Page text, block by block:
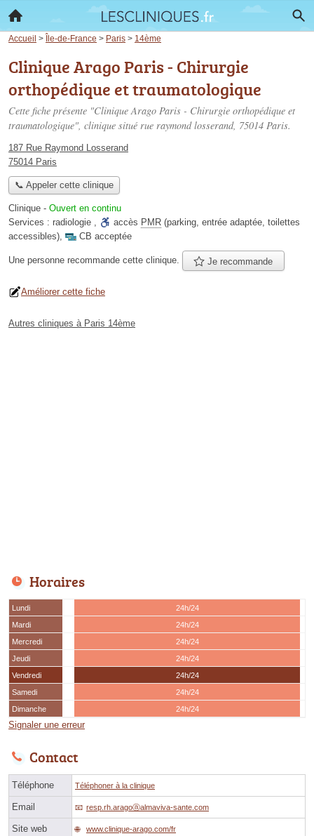
Accueil > Île-de-France > Paris > 14ème
Clinique Arago Paris - Chirurgie
orthopédique et traumatologique
Cette fiche présente "Clinique Arago Paris - Chirurgie orthopédique et
traumatologique", clinique situé rue raymond losserand, 75014 Paris.
187 Rue Raymond Losserand
75014 Paris
📞 Appeler cette clinique
Clinique - Ouvert en continu
Services : radiologie , accès PMR (parking, entrée adaptée, toilettes
accessibles), CB acceptée
Une personne recommande cette clinique. Je recommande
Améliorer cette fiche
Autres cliniques à Paris 14ème
Horaires
Lundi
24h/24
Mardi
24h/24
Mercredi
24h/24
Jeudi
24h/24
Vendredi
24h/24
Samedi
24h/24
Dimanche
24h/24
Signaler une erreur
Contact
Téléphone Téléphoner à la clinique
Email resp.rh.aragoⓐalmaviva-sante.com
Site web www.clinique-arago.com/fr